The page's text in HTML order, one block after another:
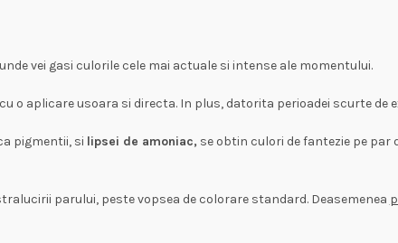
vei gasi culorile cele mai actuale si intense ale momentului.
o aplicare usoara si directa. In plus, datorita perioadei scurte de
pigmentii, si lipsei de amoniac, se obtin culori de fantezie pe
parului, peste vopsea de colorare standard. Deasemenea